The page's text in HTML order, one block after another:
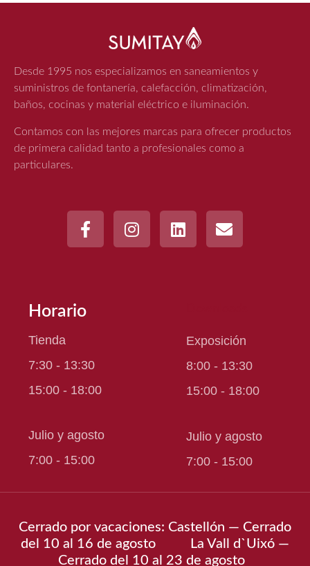
Desde 1995 nos especializamos en saneamientos y
suministros de fontanería, calefacción, climatización,
baños, cocinas y material eléctrico e iluminación.
Contamos con las mejores marcas para ofrecer productos
de primera calidad tanto a profesionales como a
particulares.
Horario
Tienda
7:30 - 13:30
15:00 - 18:00
Julio y agosto
7:00 - 15:00
Exposición
8:00 - 13:30
15:00 - 18:00
Julio y agosto
7:00 - 15:00
Cerrado por vacaciones: Castellón — Cerrado
del 10 al 16 de agosto La Vall d`Uixó —
Cerrado del 10 al 23 de agosto